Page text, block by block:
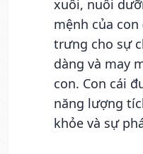
xuôi, nuôi
mệnh của
trưng cho sự
dàng và may
con. Con cái
năng lượng
khỏe và sự